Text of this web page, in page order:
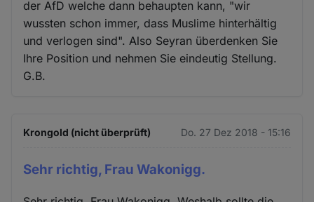
der AfD welche dann behaupten kann, "wir
wussten schon immer, dass Muslime hinterhältig
und verlogen sind". Also Seyran überdenken Sie
Ihre Position und nehmen Sie eindeutig Stellung.
G.B.
Krongold (nicht überprüft) Do. 27 Dez 2018 - 15:16
Sehr richtig, Frau Wakonigg.